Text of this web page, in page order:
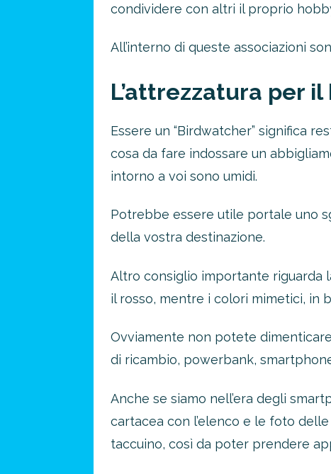
condividere con altri il proprio
All’interno di queste associazioni
L’attrezzatura per
Essere un “Birdwatcher” significa
cosa da fare indossare un
intorno a voi sono umidi.
Potrebbe essere utile portale uno
della vostra destinazione.
Altro consiglio importante riguarda
il rosso, mentre i colori mimetici, in
Ovviamente non potete
di ricambio, powerbank,
Anche se siamo nell’era degli
cartacea con l’elenco e le foto
taccuino, così da poter prendere